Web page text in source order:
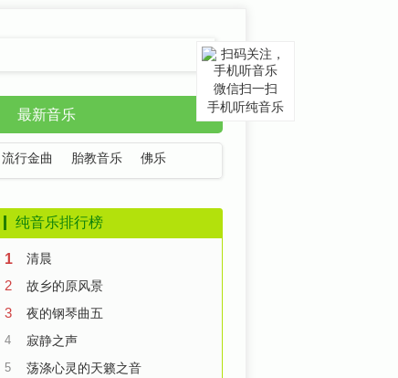
最新音乐
流行金曲 胎教音乐 佛乐
纯音乐排行榜
1 清晨
2 故乡的原风景
3 夜的钢琴曲五
4 寂静之声
5 荡涤心灵的天籁之音
微信扫一扫
手机听纯音乐